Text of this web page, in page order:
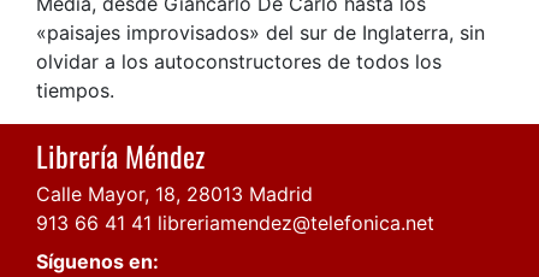
«paisajes improvisados» del sur de Inglaterra, sin
olvidar a los autoconstructores de todos los
tiempos.
Librería Méndez
Calle Mayor, 18, 28013 Madrid
913 66 41 41 libreriamendez@telefonica.net
Síguenos en: